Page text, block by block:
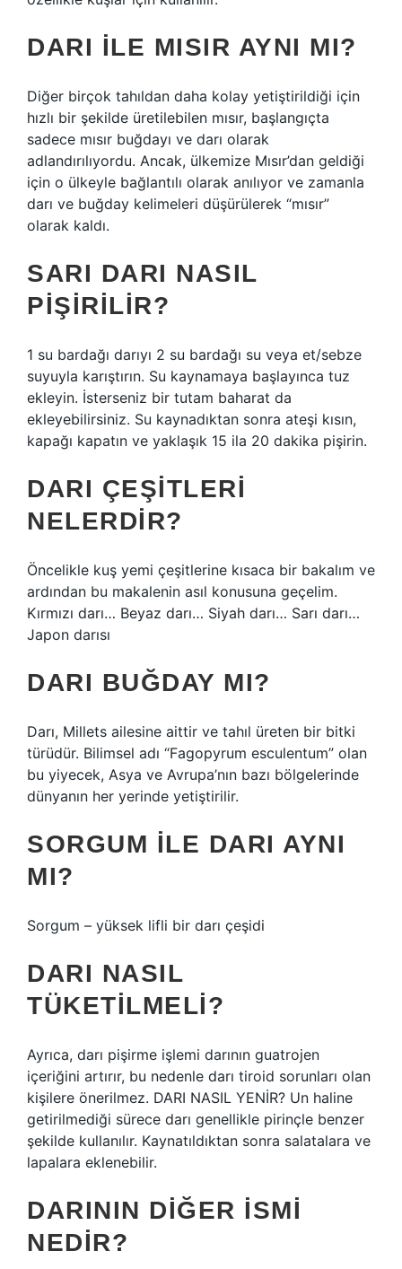
DARI ILE MISIR AYNI MI?
Diğer birçok tahıldan daha kolay yetiştirildiği için
hızlı bir şekilde üretilebilen mısır, başlangıçta
sadece mısır buğdayı ve darı olarak
adlandırılıyordu. Ancak, ülkemize Mısır’dan geldiği
için o ülkeyle bağlantılı olarak anılıyor ve zamanla
darı ve buğday kelimeleri düşürülerek “mısır”
olarak kaldı.
SARI DARI NASIL
PIŞIRILIR?
1 su bardağı darıyı 2 su bardağı su veya et/sebze
suyuyla karıştırın. Su kaynamaya başlayınca tuz
ekleyin. İsterseniz bir tutam baharat da
ekleyebilirsiniz. Su kaynadıktan sonra ateşi kısın,
kapağı kapatın ve yaklaşık 15 ila 20 dakika pişirin.
DARI ÇEŞITLERI
NELERDIR?
Öncelikle kuş yemi çeşitlerine kısaca bir bakalım ve
ardından bu makalenin asıl konusuna geçelim.
Kırmızı darı… Beyaz darı… Siyah darı… Sarı darı…
Japon darısı
DARI BUĞDAY MI?
Darı, Millets ailesine aittir ve tahıl üreten bir bitki
türüdür. Bilimsel adı “Fagopyrum esculentum” olan
bu yiyecek, Asya ve Avrupa’nın bazı bölgelerinde
dünyanın her yerinde yetiştirilir.
SORGUM ILE DARI AYNI
MI?
Sorgum – yüksek lifli bir darı çeşidi
DARI NASIL
TÜKETILMELI?
Ayrıca, darı pişirme işlemi darının guatrojen
içeriğini artırır, bu nedenle darı tiroid sorunları olan
kişilere önerilmez. DARI NASIL YENİR? Un haline
getirilmediği sürece darı genellikle pirinçle benzer
şekilde kullanılır. Kaynatıldıktan sonra salatalara ve
lapalara eklenebilir.
DARININ DIĞER ISMI
NEDIR?